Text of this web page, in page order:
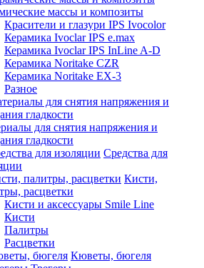
массы и композиты
Красители и глазури IPS Ivocolor
Керамика Ivoclar IPS e.max
Керамика Ivoclar IPS InLine A-D
Керамика Noritake CZR
Керамика Noritake EX-3
Разное
для снятия напряжения и
гладкости
Средства для
Кисти,
расцветки
Кисти и аксессуары Smile Line
Кисти
Палитры
Расцветки
Кюветы, бюгеля